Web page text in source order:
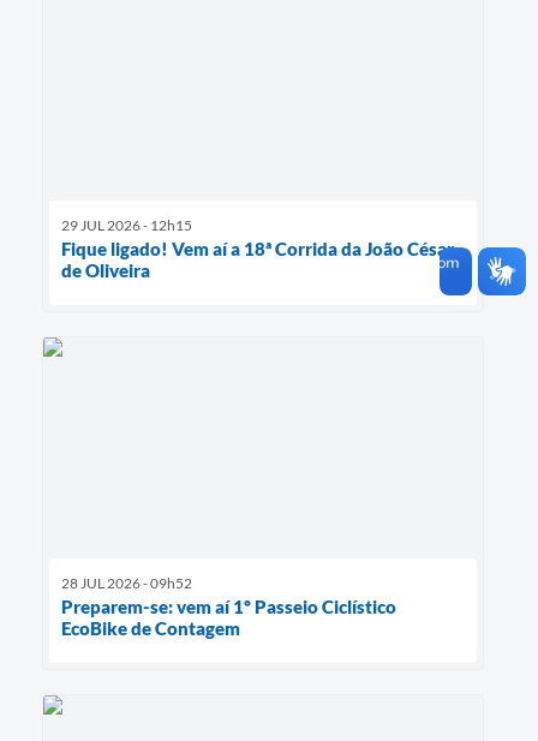
29 JUL 2026 - 12h15
Fique ligado! Vem aí a 18ª Corrida da João César
de Oliveira
28 JUL 2026 - 09h52
Preparem-se: vem aí 1º Passeio Ciclístico
EcoBike de Contagem